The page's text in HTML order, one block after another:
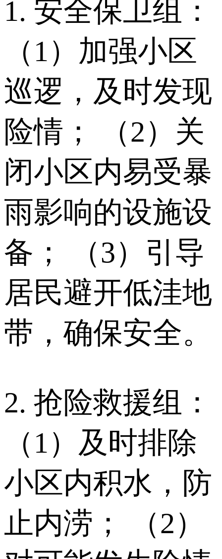
1. 安全保卫组：
（1）加强小区
巡逻，及时发现
险情； （2）关
闭小区内易受暴
雨影响的设施设
备； （3）引导
居民避开低洼地
带，确保安全。
2. 抢险救援组：
（1）及时排除
小区内积水，防
止内涝； （2）